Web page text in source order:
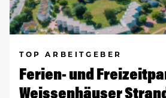
TOP ARBEITGEBER
Ferien- und
Weissenhäuser